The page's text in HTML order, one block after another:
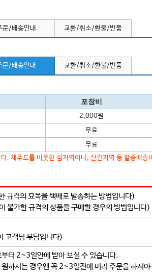
문/배송안내 교환/취소/환불/반품
문/배송안내 교환/취소/환불/반품
포장비
2,000원
무료
무료
. 제주도를 비롯한 섬지역이나, 산간지역 등 할증배송
규격의 묘목을 택배로 발송하는 방법입니다)
불가한 규격의 상품을 구매할 경우의 방법입니다)
고객님 부담입니다)
터 2~3일안에 받아 보실 수 있습니다.
하시는 경우엔 꼭 2~3일전에 미리 주문을 하셔야